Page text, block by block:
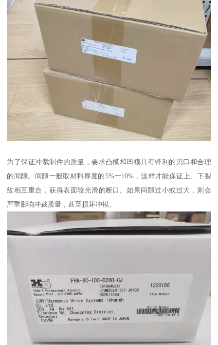
为了保证冲裁制件的质量，要求凸模和凹模具有锋利的刃口和合理
的间隙。间隙一般取材料厚度的5%一10%，这样才能保证上、下裂
纹相互重合，获得表面较光滑的断口。如果间隙过小或过大，则会
严重影响冲裁质量，甚至损坏冲模。